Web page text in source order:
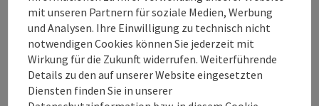
Anreise/Lage
Eignung
mit unseren Partnern für soziale Medien, Werbung
und Analysen. Ihre Einwilligung zu technisch nicht
notwendigen Cookies können Sie jederzeit mit
Wirkung für die Zukunft widerrufen. Weiterführende
Details zu den auf unserer Website eingesetzten
Diensten finden Sie in unserer